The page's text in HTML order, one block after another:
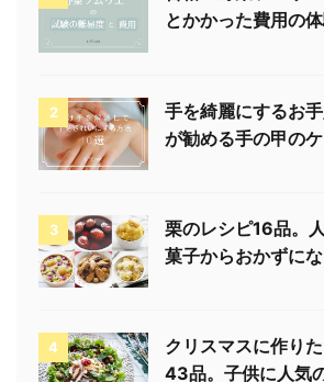
とかかった費用の体
2
手を綺麗にするお
が勧める手の甲のケ
3
栗のレシピ16品。
菓子からおかずにな
4
クリスマスに作り
43品。子供に人気